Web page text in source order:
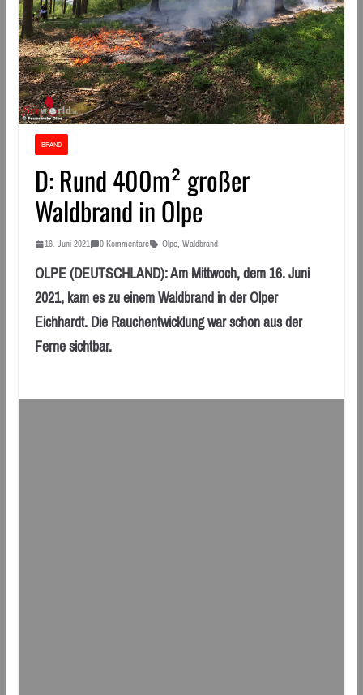
BRAND
D: Rund 400m² großer
Waldbrand in Olpe
16. Juni 2021 0 Kommentare Olpe, Waldbrand
OLPE (DEUTSCHLAND): Am Mittwoch, dem 16. Juni
2021, kam es zu einem Waldbrand in der Olper
Eichhardt. Die Rauchentwicklung war schon aus der
Ferne sichtbar.